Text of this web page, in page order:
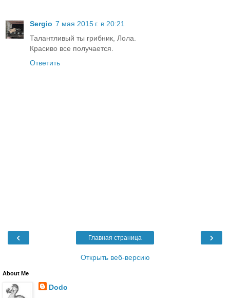
Sergio 7 мая 2015 г. в 20:21
Талантливый ты грибник, Лола.
Красиво все получается.
Ответить
‹ ›
Главная страница
Открыть веб-версию
About Me
Dodo